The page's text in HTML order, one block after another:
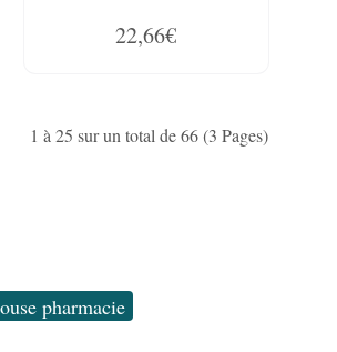
22,66€
1 à 25 sur un total de 66 (3 Pages)
pharmacie